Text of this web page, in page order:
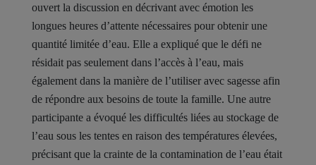
ouvert la discussion en décrivant avec émotion les
longues heures d’attente nécessaires pour obtenir une
quantité limitée d’eau. Elle a expliqué que le défi ne
résidait pas seulement dans l’accès à l’eau, mais
également dans la manière de l’utiliser avec sagesse afin
de répondre aux besoins de toute la famille. Une autre
participante a évoqué les difficultés liées au stockage de
l’eau sous les tentes en raison des températures élevées,
précisant que la crainte de la contamination de l’eau était